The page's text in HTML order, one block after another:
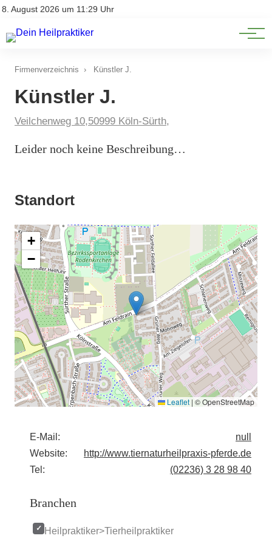
8. August 2026 um 11:29 Uhr
Impressum
Natürliche Medizin
Heilpflanzen & Kräuterkunde
Firmenverzeichnis › Künstler J.
Künstler J.
Veilchenweg 10,50999 Köln-Sürth,
Leider noch keine Beschreibung…
Standort
+
−
Leaflet | © OpenStreetMap
E-Mail:
null
Website:
http://www.tiernaturheilpraxis-pferde.de
Tel:
(02236) 3 28 98 40
Branchen
Heilpraktiker>Tierheilpraktiker